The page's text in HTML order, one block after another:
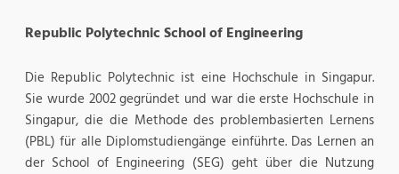
Republic Polytechnic School of Engineering
Die Republic Polytechnic ist eine Hochschule in Singapur.
Sie wurde 2002 gegründet und war die erste Hochschule in
Singapur, die die Methode des problembasierten Lernens
(PBL) für alle Diplomstudiengänge einführte. Das Lernen an
der School of Engineering (SEG) geht über die Nutzung